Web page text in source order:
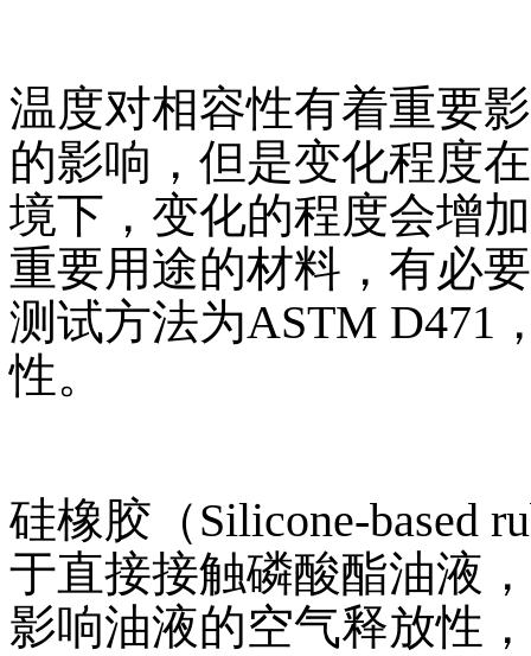
温度对相容性有着重要
的影响，但是变化程度
境下，变化的程度会增
重要用途的材料，有必
测试方法为ASTM D471
性。
硅橡胶（Silicone-based
于直接接触磷酸酯油液
影响油液的空气释放性